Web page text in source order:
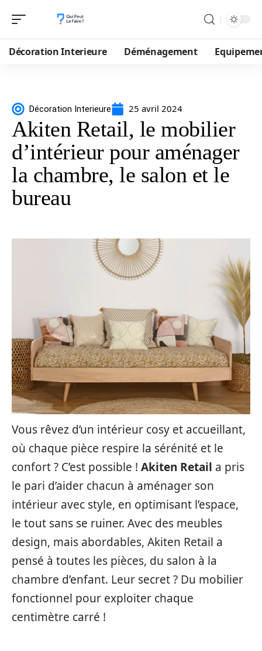
Décoration Interieure Déménagement
Décoration Interieure 25 avril 2024
Akiten Retail, le mobilier
d’intérieur pour aménager
la chambre, le salon et le
bureau
Vous rêvez d’un intérieur cosy et accueillant,
où chaque pièce respire la sérénité et le
confort ? C’est possible ! Akiten Retail a pris
le pari d’aider chacun à aménager son
intérieur avec style, en optimisant l’espace,
le tout sans se ruiner. Avec des meubles
design, mais abordables, Akiten Retail a
pensé à toutes les pièces, du salon à la
chambre d’enfant. Leur secret ? Du mobilier
fonctionnel pour exploiter chaque
centimètre carré !